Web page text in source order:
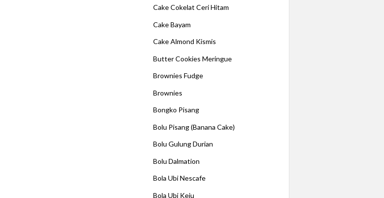
Cake Cokelat Ceri Hitam
Cake Bayam
Cake Almond Kismis
Butter Cookies Meringue
Brownies Fudge
Brownies
Bongko Pisang
Bolu Pisang (Banana Cake)
Bolu Gulung Durian
Bolu Dalmation
Bola Ubi Nescafe
Bola Ubi Keju